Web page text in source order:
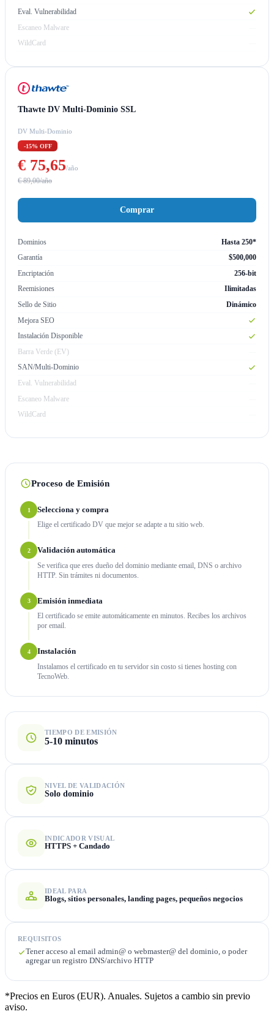
Eval. Vulnerabilidad
Escaneo Malware
WildCard
Thawte DV Multi-Dominio SSL
DV Multi-Dominio
-15% OFF
€ 75,65/año
€ 89,00/año
Comprar
Dominios
Hasta 250*
Garantía
$500,000
Encriptación
256-bit
Reemisiones
Ilimitadas
Sello de Sitio
Dinámico
Mejora SEO
Instalación Disponible
Barra Verde (EV)
SAN/Multi-Dominio
Eval. Vulnerabilidad
Escaneo Malware
WildCard
Proceso de Emisión
1
Selecciona y compra
Elige el certificado DV que mejor se adapte a tu sitio web.
2
Validación automática
Se verifica que eres dueño del dominio mediante email, DNS o archivo
HTTP. Sin trámites ni documentos.
3
Emisión inmediata
El certificado se emite automáticamente en minutos. Recibes los archivos
por email.
4
Instalación
Instalamos el certificado en tu servidor sin costo si tienes hosting con
TecnoWeb.
TIEMPO DE EMISIÓN
5-10 minutos
NIVEL DE VALIDACIÓN
Solo dominio
INDICADOR VISUAL
HTTPS + Candado
IDEAL PARA
Blogs, sitios personales, landing pages, pequeños negocios
REQUISITOS
Tener acceso al email admin@ o webmaster@ del dominio, o poder
agregar un registro DNS/archivo HTTP
*Precios en Euros (EUR). Anuales. Sujetos a cambio sin previo
aviso.